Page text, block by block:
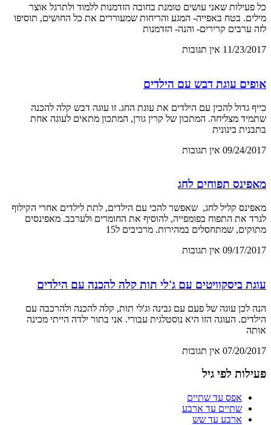
כל פעילות שאני עושים טומנת בחובה הזדמנות ללמוד ולתרגל אוצר
מילים. בטח באפייה- המגע והריחות שמעוררים את כל החושים, תוסיפו
לזה ערבים קרירים- והנה- הזדמנות
11/23/2017 אין תגובות
אופים עוגת דבש עם הילדים
כייף גדול להכין עם הילדים את עוגת החג. זו עוגה דבש קלה להכנה
שתמיד מצליחה. המתכון של קרין גורן, המתכון מתאים לעוגה אחת
בתבנית בינונית
09/24/2017 אין תגובות
מאפינס תפוחים לחג
מאפינס קליל לחג, שאפשר להכי עם הילדים, לתת לילדים אחרי הקילוף
לגרד את התפוח בפומפייה, להוסיף את החומרים ולערבב. מאפינסים
מתוקים, שמתחסלים במהירות. מרכיבים ל15
09/17/2017 אין תגובות
עוגת ביסקוויטים עם ג'לי תות קלה להכנה עם הילדים
הנה לכן עוגה של פעם עם גבינה וג'לי תות, קלה להכנה ולהרכבה עם
הילדים. העוגה הזו היא נוסטלגית עבורי. אני בתור ילדה הייתי מכינה
אותה
07/20/2017 אין תגובות
פעילות לפי גיל
אפס עד שתיים
שתיים עד ארבע
ארבע עד שש